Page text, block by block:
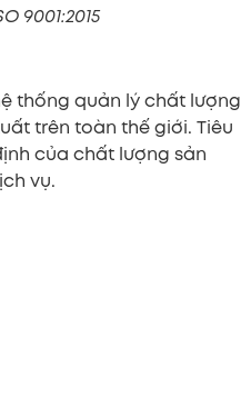
9001:2015
thống quản lý chất lượng
trên toàn thế giới. Tiêu
của chất lượng sản
vụ.